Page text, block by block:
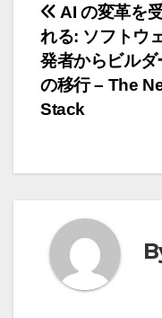
投
稿
ナ
ゲ
シ
ョ
AI の変革を
れる: ソフトウ
発者からビルダ
の移行 – The
Stack